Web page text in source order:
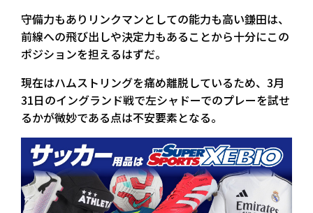
守備力もありリンクマンとしての能力も高い鎌田は、
前線への飛び出しや決定力もあることから十分にこの
ポジションを担えるはずだ。
現在はハムストリングを痛め離脱しているため、3月
31日のイングランド戦で左シャドーでのプレーを試せ
るかが微妙である点は不安要素となる。